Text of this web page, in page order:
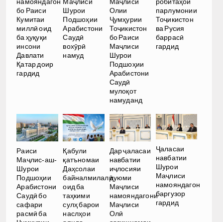
бо Раиси
Кумитаи
миллӣ оид
ба ҳуқуқи
инсони
Давлати
Қатар доир
гардид
Шурои
Подшоҳии
Арабистони
Саудӣ
вохӯрӣ
намуд
Олии
Ҷумҳурии
Тоҷикистон
бо Раиси
Маҷлиси
Шурои
Подшоҳии
Арабистони
Саудӣ
мулоқот
намуданд
парлумонии
Тоҷикистон
ва Русия
баррасӣ
гардид
Раиси
Маҷлис-аш-
Шурои
Подшоҳии
Арабистони
Саудӣ бо
сафари
расмӣ ба
Қабули
қатъномаи
Даҳсолаи
байналмилалӣ
оид ба
таҳкими
сулҳ барои
наслҳои
Дар ҷаласаи
навбатии
иҷлосияи
дуюми
Маҷлиси
намояндагони
Маҷлиси
Олӣ
Ҷаласаи
навбатии
Шурои
Маҷлиси
намояндагон
баргузор
гардид